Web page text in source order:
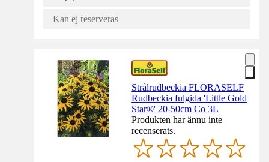
Kan ej reserveras
Strålrudbeckia FLORASELF
Rudbeckia fulgida 'Little Gold
Star®' 20-50cm Co 3L
Produkten har ännu inte
recenserats.